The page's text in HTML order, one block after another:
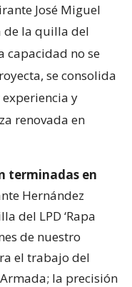
José Miguel
de la quilla del
capacidad no se
se consolida
y
renovada en
terminadas en
Hernández
del LPD ‘Rapa
de nuestro
el trabajo del
la precisión